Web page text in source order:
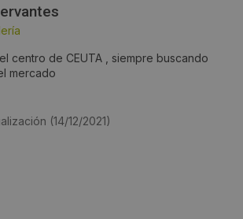
centro de CEUTA , siempre buscando
mercado
(14/12/2021)